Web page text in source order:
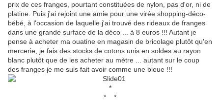
prix de ces franges, pourtant constituées de nylon, pas d'or, ni de
platine. Puis j'ai rejoint une amie pour une virée shopping-déco-
bébé, à l'occasion de laquelle j'ai trouvé des rideaux de franges
dans une grande surface de la déco ... à 8 euros !!! Autant je
pense à acheter ma ouatine en magasin de bricolage plutôt qu'en
mercerie, je fais des stocks de cotons unis en soldes au rayon
blanc plutôt que de les acheter au mètre ... autant sur le coup
des franges je me suis fait avoir comme une bleue !!!
*
* *